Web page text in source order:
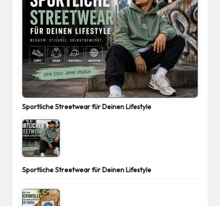
Sportliche Streetwear für Deinen Lifestyle
Sportliche Streetwear für Deinen Lifestyle